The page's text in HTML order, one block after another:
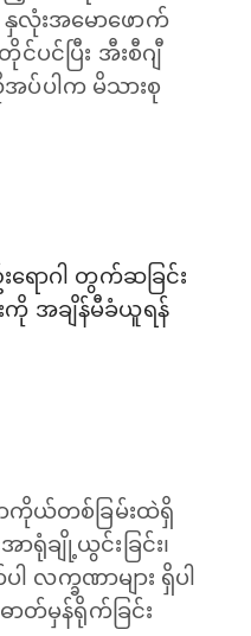
၊ နှလုံးအမောဖောက်
ပင်ပြီး အီးစီဂျီ
ပ်ပါက မိသားစု
ာဂါ တွက်ဆခြင်း
ကို အချိန်မီခံယူရန်
ာကိုယ်တစ်ခြမ်းထဲရှိ
ာရုံချို့ယွင်းခြင်း၊
လက္ခဏာများ ရှိပါ
တ်မှန်ရိုက်ခြင်း